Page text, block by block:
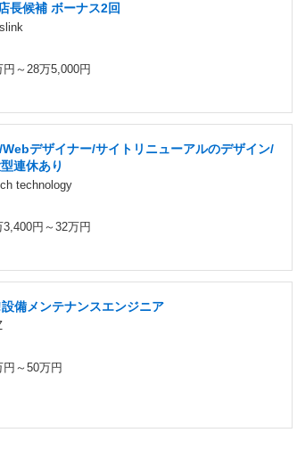
長候補 ボーナス2回
円～28万5,000円
デザイナー/サイトリニューアルのデザイン/
連休あり
technology
3,400円～32万円
備メンテナンスエンジニア
円～50万円